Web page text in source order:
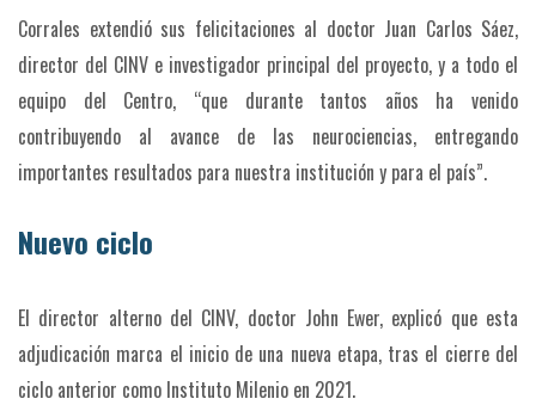
Corrales extendió sus felicitaciones al doctor Juan Carlos Sáez,
director del CINV e investigador principal del proyecto, y a todo el
equipo del Centro, “que durante tantos años ha venido
contribuyendo al avance de las neurociencias, entregando
importantes resultados para nuestra institución y para el país”.
Nuevo ciclo
El director alterno del CINV, doctor John Ewer, explicó que esta
adjudicación marca el inicio de una nueva etapa, tras el cierre del
ciclo anterior como Instituto Milenio en 2021.